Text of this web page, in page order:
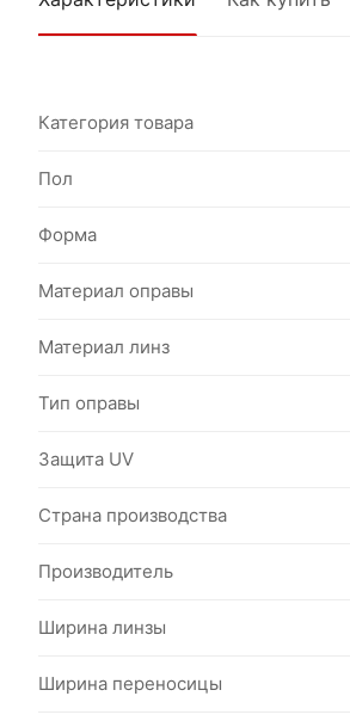
Категория товара
Пол
Форма
Материал оправы
Материал линз
Тип оправы
Защита UV
Страна производства
Производитель
Ширина линзы
Ширина переносицы